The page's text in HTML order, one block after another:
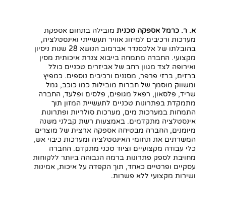
חפשו באתר
א. ר. כרמל אספקה טכניתמובילה בתחום אספקת
מערכות ורכיבים למיזוג אוויר תעשייתי ואינסטלציה,
בהובלתו של אלכסנדר אברמוב הנושא 28 שנות ניסיון
מקצועי. החברה מתמחה בייבוא צנרת איכותית מסין
ואירופה לצד מגוון רחב של אביזרים טכניים כולל
ברזים, ברזי פרפר, מסננים ורכיבים נוספים. כמפיץ
ומשווק מוסמך של חברות מובילות כמו כוכב, גמל
שריד, פלסאון, רפאל מגופים, פלסים ופלעד, החברה
מתמקדת בפתרונות טכניים לתעשיית המזון תוך
התמחות במערכות מים, מערכות סולריות ופתרונות
אינסטלציה מתקדמים. באמצעות רשת קבלני משנה
מיומנים, החברה מבטיחה אספקה ארצית של מוצרים
המשרתים את תחומי האינסטלציה ומערכות כיבוי אש,
כלי עבודה מקצועיים וציוד טכני מתקדם. החברה
מחויבת לספק פתרונות ברמה הגבוהה ביותר ללקוחות
עסקיים ופרטיים כאחד, תוך הקפדה על איכות, אמינות
ושירות מקצועי ללא פשרות.